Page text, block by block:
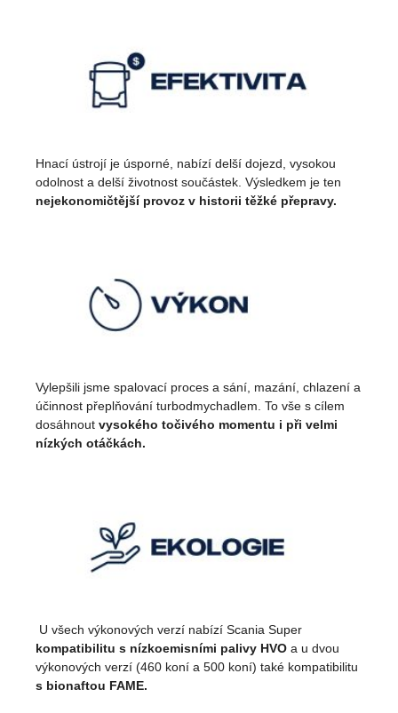
Hnací ústrojí je úsporné, nabízí delší dojezd, vysokou
odolnost a delší životnost součástek. Výsledkem je ten
nejekonomičtější provoz v historii těžké přepravy.
Vylepšili jsme spalovací proces a sání, mazání, chlazení a
účinnost přeplňování turbodmychadlem. To vše s cílem
dosáhnout vysokého točivého momentu i při velmi
nízkých otáčkách.
U všech výkonových verzí nabízí Scania Super
kompatibilitu s nízkoemisními palivy HVO a u dvou
výkonových verzí (460 koní a 500 koní) také kompatibilitu
s bionaftou FAME.